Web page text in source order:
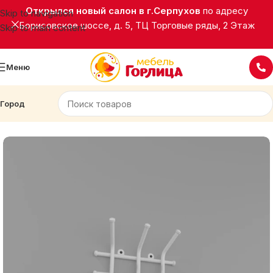
Skip to navigation
Skip to main content
Открылся новый салон в г.Серпухов по адресу
Борисовское шоссе, д. 5, ТЦ Торговые ряды, 2 Этаж
Меню
Город
Подставки, вешалки